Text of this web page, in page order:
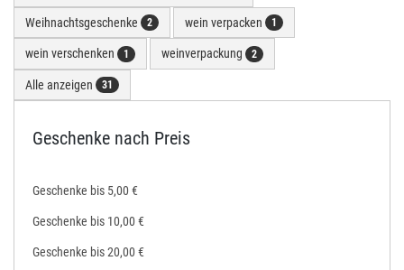
Weihnachtsgeschenke 2 wein verpacken 1
wein verschenken 1 weinverpackung 2
Alle anzeigen 31
Geschenke nach Preis
Geschenke bis 5,00 €
Geschenke bis 10,00 €
Geschenke bis 20,00 €